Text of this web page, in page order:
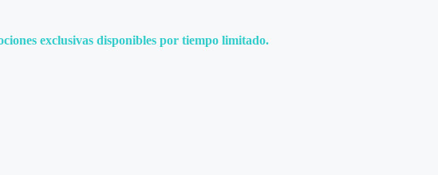
exclusivas disponibles por tiempo limitado.